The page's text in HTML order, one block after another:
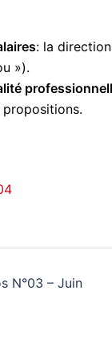
: la
»).
N°03 – Juin